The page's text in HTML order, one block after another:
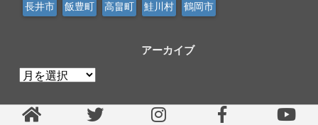
長井市 飯豊町 高畠町 鮭川村 鶴岡市
アーカイブ
ア
カ
イ